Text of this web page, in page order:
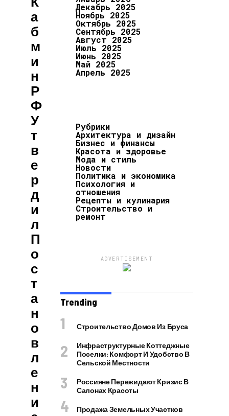
А
Б
М
И
Н
Р
Ф
У
Т
В
Е
Р
Д
И
Л
П
О
С
Т
А
Н
О
В
Л
Е
Н
И
Декабрь 2025
Ноябрь 2025
Октябрь 2025
Сентябрь 2025
Август 2025
Июль 2025
Июнь 2025
Май 2025
Апрель 2025
Рубрики
Архитектура и дизайн
Бизнес и финансы
Красота и здоровье
Мода и стиль
Новости
Политика и экономика
Психология и
отношения
Рецепты и кулинария
Строительство и
ремонт
ADVERTISEMENT
Trending
Строительство Домов Из Бруса
Инфраструктурные Коттеджные
Поселки: Комфорт И Удобство В
Сельской Местности
Россияне Пережидают Кризис В
Салонах Красоты
Продажа Земельных Участков